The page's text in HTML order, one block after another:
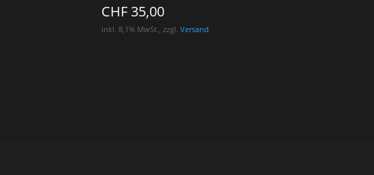
CHF 35,00
inkl. 8,1% MwSt., zzgl.Versand